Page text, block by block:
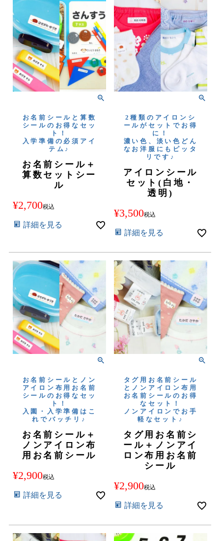
お名前シールと算数
シールのお得なセッ
ト！
入学準備の必須アイ
テム♪
お名前シール＋
算数セットシー
ル
¥2,700税込
詳細を見る
2種類のアイロンシ
ールがセットでお得
に！
濃い色、淡い色どん
なお洋服にもピッタ
リです♪
アイロンシール
セット(白地・
透明)
¥3,500税込
詳細を見る
お名前シールとノン
アイロン布用お名前
シールのお得なセッ
ト！
入園・入学準備はこ
れでバッチリ♪
お名前シール＋
ノンアイロン布
用お名前シール
¥2,900税込
詳細を見る
タグ用お名前シール
とノンアイロン布用
お名前シールのお得
なセット！
ノンアイロンでお手
軽なセット♪
タグ用お名前シ
ール＋ノンアイ
ロン布用お名前
シール
¥2,900税込
詳細を見る